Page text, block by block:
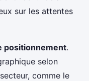
sur les attentes
positionnement.
selon
comme le